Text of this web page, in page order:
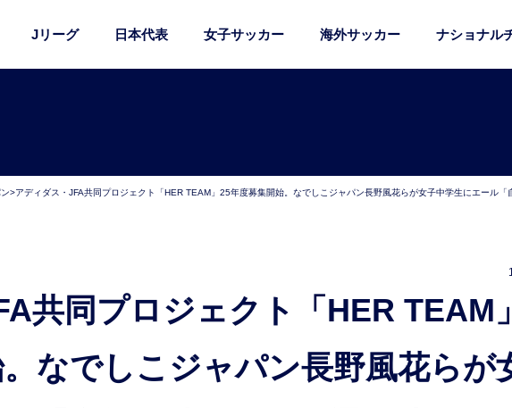
Jリーグ 日本代表 女子サッカー 海外サッカー ナショナル
>アディダス・JFA共同プロジェクト「HER TEAM」25年度募集開始。なでしこジャパン長野風花らが女子中学生にエール「
なでしこジャパン長野風花らが